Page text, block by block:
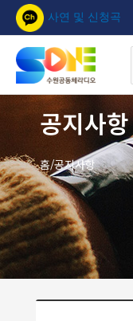
너
사연 및 신청곡
공지사항
홈/공지사항